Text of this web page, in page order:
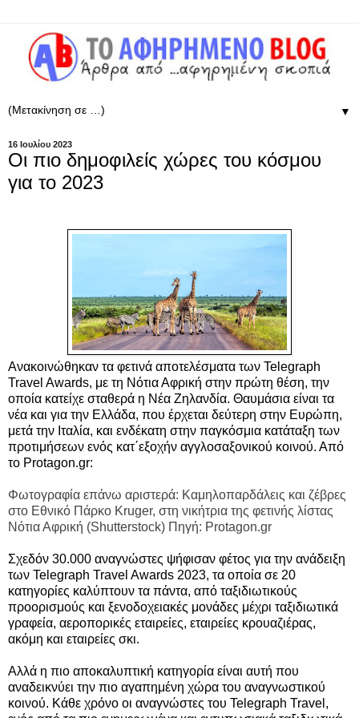
▼
16 Ιουλίου 2023
Οι πιο δημοφιλείς χώρες του κόσμου
για το 2023
Ανακοινώθηκαν τα φετινά αποτελέσματα των Telegraph
Travel Awards, με τη Νότια Αφρική στην πρώτη θέση, την
οποία κατείχε σταθερά η Νέα Ζηλανδία. Θαυμάσια είναι τα
νέα και για την Ελλάδα, που έρχεται δεύτερη στην Ευρώπη,
μετά την Ιταλία, και ενδέκατη στην παγκόσμια κατάταξη των
προτιμήσεων ενός κατ΄εξοχήν αγγλοσαξονικού κοινού. Από
το Protagon.gr:
Φωτογραφία επάνω αριστερά: Καμηλοπαρδάλεις και ζέβρες
στο Εθνικό Πάρκο Kruger, στη νικήτρια της φετινής λίστας
Νότια Αφρική (Shutterstock) Πηγή: Protagon.gr
Σχεδόν 30.000 αναγνώστες ψήφισαν φέτος για την ανάδειξη
των Telegraph Travel Awards 2023, τα οποία σε 20
κατηγορίες καλύπτουν τα πάντα, από ταξιδιωτικούς
προορισμούς και ξενοδοχειακές μονάδες μέχρι ταξιδιωτικά
γραφεία, αεροπορικές εταιρείες, εταιρείες κρουαζιέρας,
ακόμη και εταιρείες σκι.
Αλλά η πιο αποκαλυπτική κατηγορία είναι αυτή που
αναδεικνύει την πιο αγαπημένη χώρα του αναγνωστικού
κοινού. Κάθε χρόνο οι αναγνώστες του Telegraph Travel,